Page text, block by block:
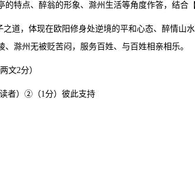
的特点、醉翁的形象、滁州生活等角度作答，结合
道，体现在欧阳修身处逆境的平和心态、醉情山
滁州无被贬苦闷，服务百姓、与百姓相亲相乐。
文2分）
者）②（1分）彼此支持